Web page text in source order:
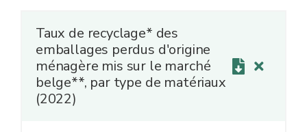
Taux de recyclage* des
emballages perdus d'origine
ménagère mis sur le marché
belge**, par type de matériaux
(2022)